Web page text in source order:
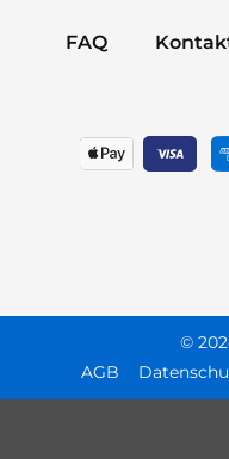
FAQ
©
AGB